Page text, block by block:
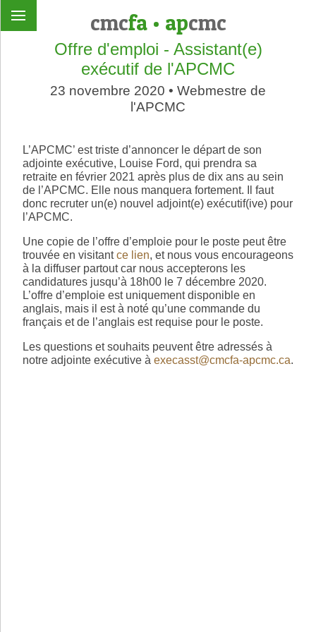
cmcfa• apcmc
Offre d'emploi - Assistant(e)
exécutif de l'APCMC
23 novembre 2020 • Webmestre de
l'APCMC
L’APCMC’ est triste d’annoncer le départ de son
adjointe exécutive, Louise Ford, qui prendra sa
retraite en février 2021 après plus de dix ans au sein
de l’APCMC. Elle nous manquera fortement. Il faut
donc recruter un(e) nouvel adjoint(e) exécutif(ive) pour
l’APCMC.
Une copie de l’offre d’emploie pour le poste peut être
trouvée en visitantce lien, et nous vous encourageons
à la diffuser partout car nous accepterons les
candidatures jusqu’à 18h00 le 7 décembre 2020.
L’offre d’emploie est uniquement disponible en
anglais, mais il est à noté qu’une commande du
français et de l’anglais est requise pour le poste.
Les questions et souhaits peuvent être adressés à
notre adjointe exécutive à execasst@cmcfa-apcmc.ca.